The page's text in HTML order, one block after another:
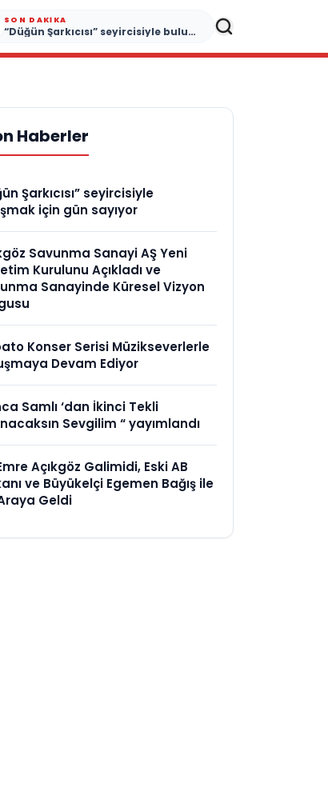
SON DAKIKA
“Düğün Şarkıcısı” seyircisiyle buluşmak için gün sayıyor
Haberler
Şarkıcısı” seyircisiyle
için gün sayıyor
Savunma Sanayi AŞ Yeni
Kurulunu Açıkladı ve
Sanayinde Küresel Vizyon
Konser Serisi Müzikseverlerle
Devam Ediyor
Samlı ‘dan İkinci Tekli
Sevgilim “ yayımlandı
Açıkgöz Galimidi, Eski AB
ve Büyükelçi Egemen Bağış ile
Geldi